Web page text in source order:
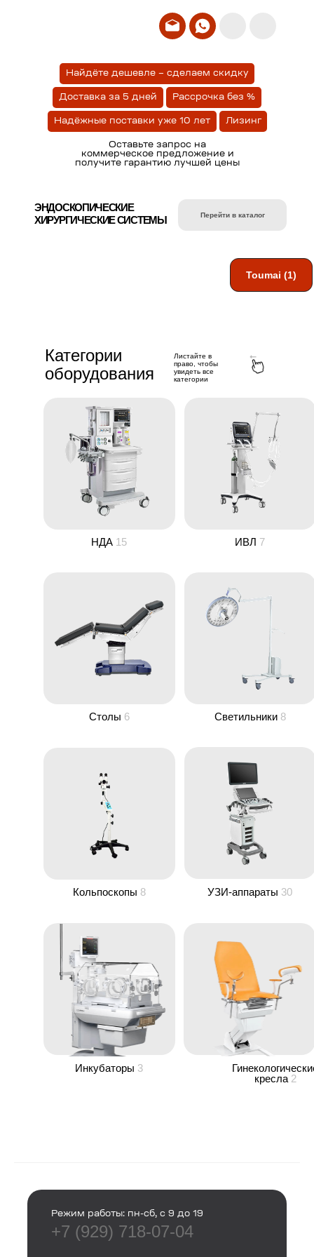
Найдёте дешевле – сделаем скидку
Доставка за 5 дней Рассрочка без %
Лизинг
Надёжные поставки уже 10 лет
Оставьте запрос на
коммерческое предложение и
получите гарантию лучшей цены
ЭНДОСКОПИЧЕСКИЕ
ХИРУРГИЧЕСКИЕ СИСТЕМЫ
Перейти в каталог
Toumai (1)
Категории
оборудования
Листайте в
право, чтобы
увидеть все
категории
НДА 15 ИВЛ 7
Светильники 8
Столы 6
Кольпоскопы 8 УЗИ-аппараты 30
Инкубаторы 3
кресла 2
+7 (929) 718-07-04
Режим работы: пн-сб, с 9 до 19